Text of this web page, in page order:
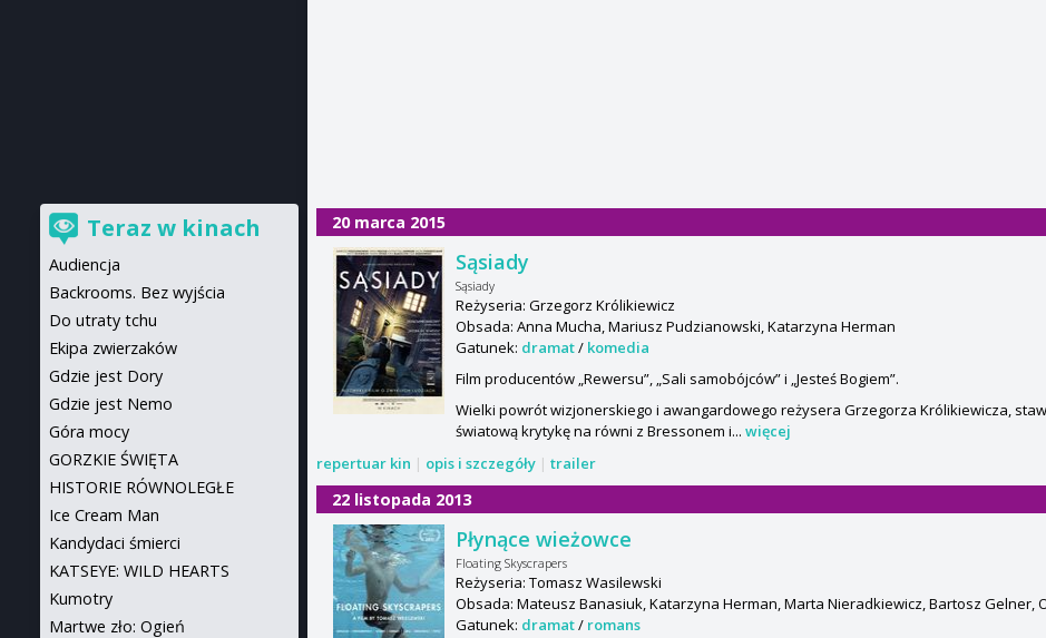
20 marca 2015
Sąsiady
Sąsiady
Reżyseria: Grzegorz Królikiewicz
Obsada: Anna Mucha, Mariusz Pudzianowski, Katarzyna Herman
Gatunek: dramat/ komedia
Film producentów „Rewersu”, „Sali samobójców” i „Jesteś Bogiem”.
Wielki powrót wizjonerskiego i awangardowego reżysera Grzegorza Królikiewicza,
światową krytykę na równi z Bressonem i... więcej
repertuar kin | opis i szczegóły | trailer
22 listopada 2013
Płynące wieżowce
Floating Skyscrapers
Reżyseria: Tomasz Wasilewski
Obsada: Mateusz Banasiuk, Katarzyna Herman, Marta Nieradkiewicz, Bartosz Gelner,
Gatunek: dramat/ romans
Teraz w kinach
Audiencja
Backrooms. Bez wyjścia
Do utraty tchu
Ekipa zwierzaków
Gdzie jest Dory
Gdzie jest Nemo
Góra mocy
GORZKIE ŚWIĘTA
HISTORIE RÓWNOLEGŁE
Ice Cream Man
Kandydaci śmierci
KATSEYE: WILD HEARTS
Kumotry
Martwe zło: Ogień